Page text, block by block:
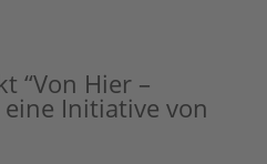
“Von Hier –
Initiative von